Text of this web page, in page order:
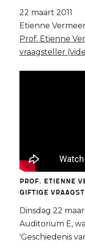
22 maart 2011
Etienne
Prof. Etienne
vraagsteller
Prof. Etienne
giftige
Dinsdag 22
Auditorium E,
'Geschiedenis